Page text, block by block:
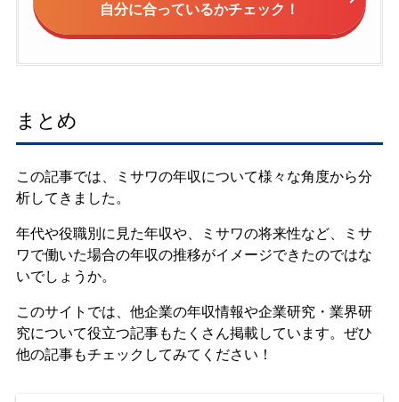
自分に合っているかチェック！
まとめ
この記事では、ミサワの年収について様々な角度から分
析してきました。
年代や役職別に見た年収や、ミサワの将来性など、ミサ
ワで働いた場合の年収の推移がイメージできたのではな
いでしょうか。
このサイトでは、他企業の年収情報や企業研究・業界研
究について役立つ記事もたくさん掲載しています。ぜひ
他の記事もチェックしてみてください！